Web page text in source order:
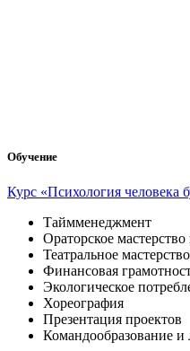
Обучение
Курс «Психология человека
Таймменеджмент
Ораторское
Театральное мастерство
Финансовая
Экологическое
Хореография
Презентация проектов
Командообразование и